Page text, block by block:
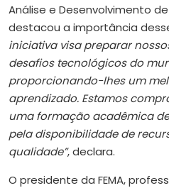
Análise e Desenvolvimento de
destacou a importância
iniciativa visa preparar
desafios tecnológicos do
proporcionando-lhes um
aprendizado. Estamos
uma formação acadêmica
pela disponibilidade de
qualidade”, declara.
O presidente da FEMA,